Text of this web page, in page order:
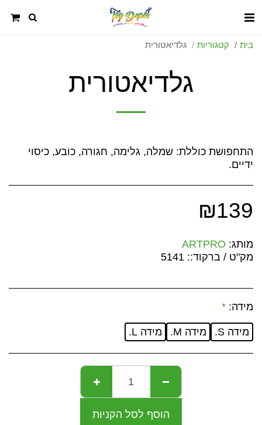
בית קטגוריות גלדיאטורית
גלדיאטורית
התחפושת כוללת: שמלה, גלימה, חגורה, כובע, כיסוי
ידיים.
₪139
מותג: ARTPRO
מק"ט / ברקוד:: 5141
מידה: *
מידה S. מידה M. מידה L.
הוסף לסל הקניות